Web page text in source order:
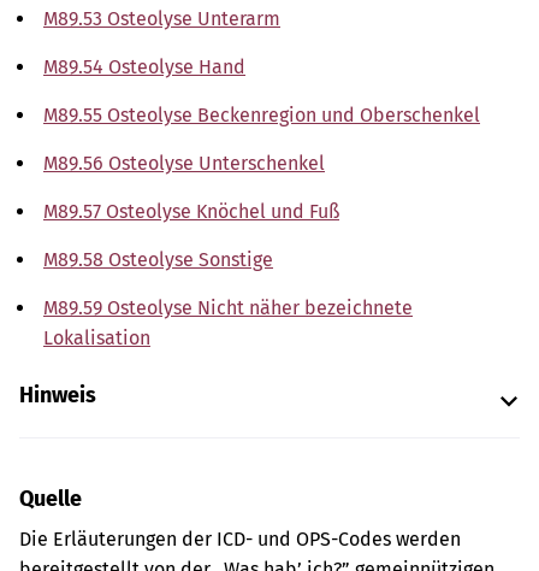
M89.53 Osteolyse Unterarm
M89.54 Osteolyse Hand
M89.55 Osteolyse Beckenregion und Oberschenkel
M89.56 Osteolyse Unterschenkel
M89.57 Osteolyse Knöchel und Fuß
M89.58 Osteolyse Sonstige
M89.59 Osteolyse Nicht näher bezeichnete
Lokalisation
Hinweis
Quelle
Die Erläuterungen der ICD- und OPS-Codes werden